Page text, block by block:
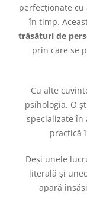
perfecționate cu
în timp.
trăsături de
prin care se
Cu alte
psihologia. O
specializate în
practică
Deși unele
literală și
apară